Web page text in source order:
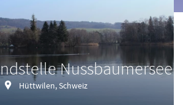
Nussbaumersee
Hüttwilen, Schweiz